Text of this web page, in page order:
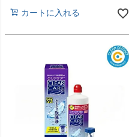
カートに入れる